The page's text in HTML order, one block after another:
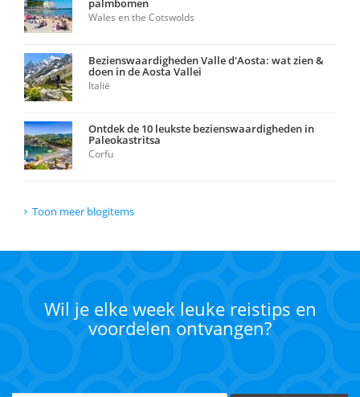
palmbomen
Wales en the Cotswolds
Bezienswaardigheden Valle d'Aosta: wat zien &
doen in de Aosta Vallei
Italië
Ontdek de 10 leukste bezienswaardigheden in
Paleokastritsa
Corfu
Toon meer blogitems
Wil je elke week leuke reistips en
voordelen ontvangen?